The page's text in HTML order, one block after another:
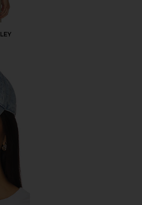
Jeremy Baseball Cap